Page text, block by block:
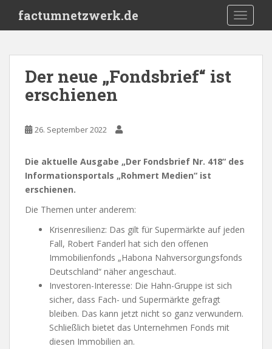
i
factumnetzwerk.de
Der neue „Fondsbrief“ ist
erschienen
26. September 2022
Die aktuelle Ausgabe „Der Fondsbrief Nr. 418“ des
Informationsportals „Rohmert Medien“ ist
erschienen.
Die Themen unter anderem:
Krisenresilienz: Das gilt für Supermärkte auf jeden
Fall, Robert Fanderl hat sich den offenen
Immobilienfonds „Habona Nahversorgungsfonds
Deutschland“ näher angeschaut.
Investoren-Interesse: Die Hahn-Gruppe ist sich
sicher, dass Fach- und Supermärkte gefragt
bleiben. Das kann jetzt nicht so ganz verwundern.
Schließlich bietet das Unternehmen Fonds mit
diesen Immobilien an.